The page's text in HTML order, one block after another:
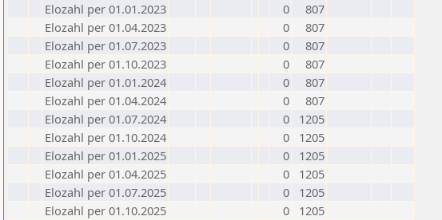
Elozahl per 01.01.2023
0
807
Elozahl per 01.04.2023
0
807
Elozahl per 01.07.2023
0
807
Elozahl per 01.10.2023
0
807
Elozahl per 01.01.2024
0
807
Elozahl per 01.04.2024
0
807
Elozahl per 01.07.2024
0
1205
Elozahl per 01.10.2024
0
1205
Elozahl per 01.01.2025
0
1205
Elozahl per 01.04.2025
0
1205
Elozahl per 01.07.2025
0
1205
Elozahl per 01.10.2025
0 1205